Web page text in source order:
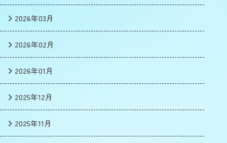
2026年03月
2026年02月
2026年01月
2025年12月
2025年11月